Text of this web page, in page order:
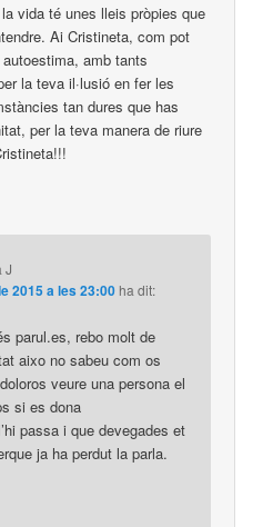
vida té unes lleis pròpies que
Ai Cristineta, com pot
amb tants
la teva il·lusió en fer les
tan dures que has
per la teva manera de riure
J
2015 a les 23:00 ha dit:
parul.es, rebo molt de
aixo no sabeu com os
veure una persona el
si es dona
passa i que devegades et
ja ha perdut la parla.